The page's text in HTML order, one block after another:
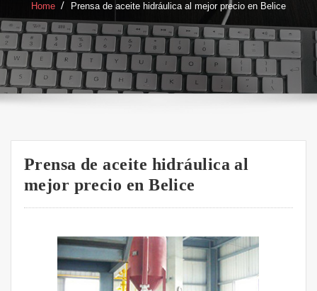
Home Prensa de aceite hidráulica al mejor precio en Belice
Prensa de aceite hidráulica al
mejor precio en Belice